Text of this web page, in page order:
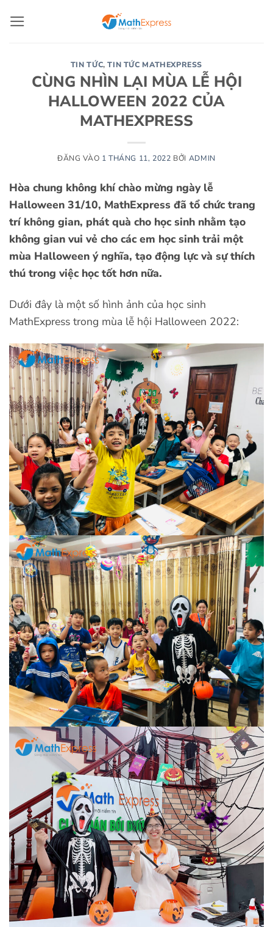
qua
TIN TỨC,TIN TỨC MATHEXPRESS
CÙNG NHÌN LẠI MÙA LỄ HỘI
HALLOWEEN 2022 CỦA
MATHEXPRESS
ĐĂNG VÀO 1 THÁNG 11, 2022 BỞI ADMIN
Hòa chung không khí chào mừng ngày lễ
Halloween 31/10, MathExpress đã tổ chức trang
trí không gian, phát quà cho học sinh nhằm tạo
không gian vui vẻ cho các em học sinh trải một
mùa Halloween ý nghĩa, tạo động lực và sự thích
thú trong việc học tốt hơn nữa.
Dưới đây là một số hình ảnh của học sinh
MathExpress trong mùa lễ hội Halloween 2022: